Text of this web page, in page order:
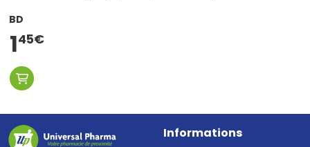
BD
145€
Informations